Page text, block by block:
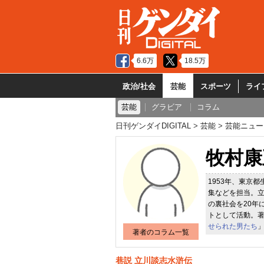
6.6万 18.5万
政治/社会 芸能 スポーツ ライ
芸能 グラビア コラム
日刊ゲンダイDIGITAL 芸能 芸能ニュ
著者のコラム一覧
牧村
1953年、東京都
集などを担当。
の裏社会を20年
トとして活動。
せられた男たち
巷説 立川談志水滸伝